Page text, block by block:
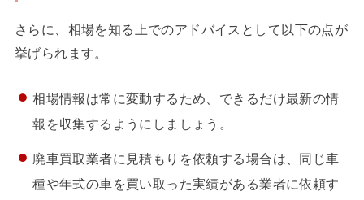
さらに、相場を知る上でのアドバイスとして以下の点が
挙げられます。
相場情報は常に変動するため、できるだけ最新の情
報を収集するようにしましょう。
廃車買取業者に見積もりを依頼する場合は、同じ車
種や年式の車を買い取った実績がある業者に依頼す